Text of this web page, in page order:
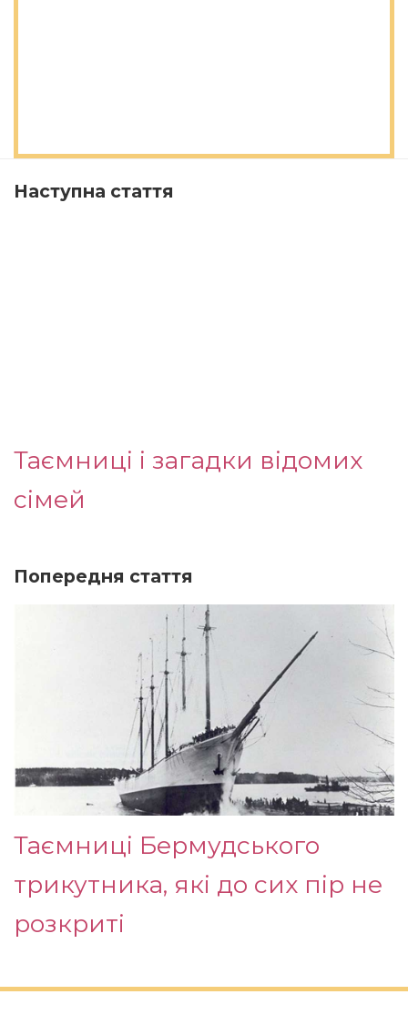
Наступна стаття
Таємниці і загадки відомих
сімей
Попередня стаття
Таємниці Бермудського
трикутника, які до сих пір не
розкриті